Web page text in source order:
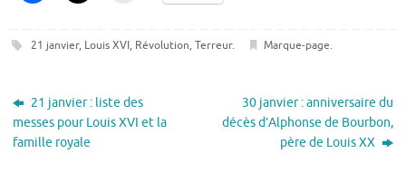
21 janvier, Louis XVI, Révolution, Terreur. Marque-page.
21 janvier : liste des
messes pour Louis XVI et la
famille royale
30 janvier : anniversaire du
décès d’Alphonse de Bourbon,
père de Louis XX